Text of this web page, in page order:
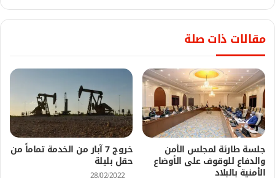
مقالات ذات صلة
جلسة طارئة لمجلس الأمن
والدفاع للوقوف على الأوضاع
الأمنية بالبلاد
خروج 7 آبار من الخدمة تماماً من
حقل بليلة